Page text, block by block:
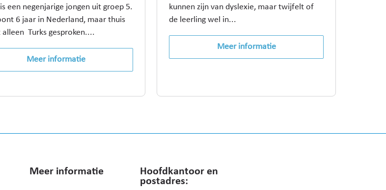
een negenjarige jongen uit groep 5.
6 jaar in Nederland, maar thuis
Turks gesproken....
Meer informatie
kunnen zijn van dyslexie, maar twijfelt of
de leerling wel in...
Meer informatie
Meer informatie
Hoofdkantoor en
postadres: